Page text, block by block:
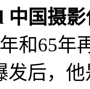
中国摄
和65年
发后，